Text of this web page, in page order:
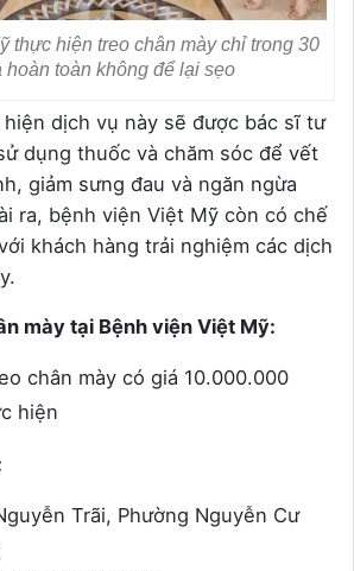
thực hiện treo chân mày chỉ trong 30
hoàn toàn không để lại sẹo
dịch vụ này sẽ được bác sĩ tư
dụng thuốc và chăm sóc để vết
giảm sưng đau và ngăn ngừa
ra, bệnh viện Việt Mỹ còn có chế
khách hàng trải nghiệm các dịch
mày tại Bệnh viện Việt Mỹ:
chân mày có giá 10.000.000
hiện
Trãi, Phường Nguyễn Cư